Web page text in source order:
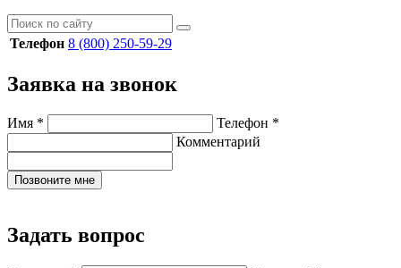
Телефон 8 (800) 250-59-29
Заявка на звонок
Имя * Телефон *
Комментарий
Позвоните мне
Задать вопрос